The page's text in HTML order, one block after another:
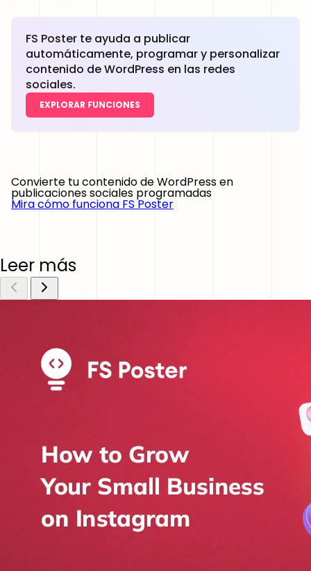
FS Poster te ayuda a publicar
automáticamente, programar y personalizar
contenido de WordPress en las redes
sociales.
EXPLORAR FUNCIONES
Convierte tu contenido de WordPress en
publicaciones sociales programadas
Mira cómo funciona FS Poster
Leer más